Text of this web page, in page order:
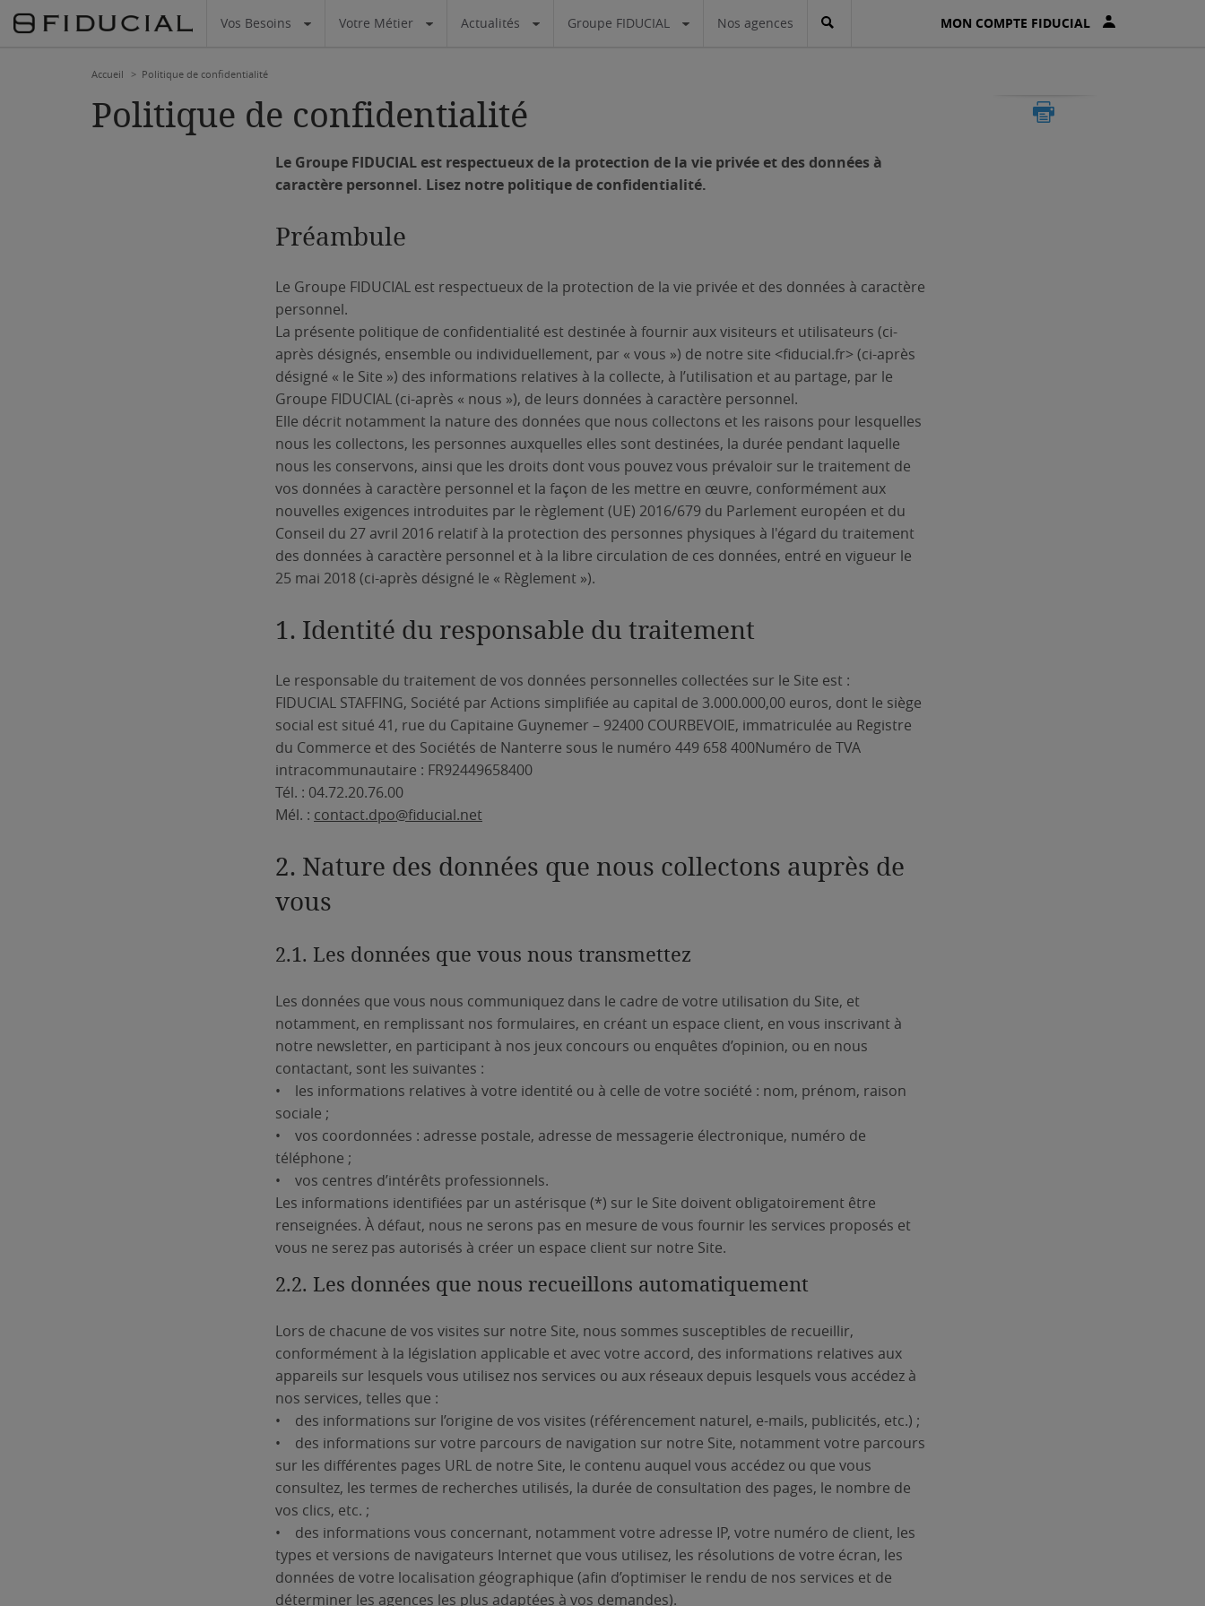
MON COMPTE FIDUCIAL
Vos Besoins Votre Métier Actualités Groupe FIDUCIAL Nos agences
Accueil Politique de confidentialité
Politique de confidentialité
Le Groupe FIDUCIAL est respectueux de la protection de la vie privée et des données à
caractère personnel. Lisez notre politique de confidentialité.
Préambule
Le Groupe FIDUCIAL est respectueux de la protection de la vie privée et des données à caractère
personnel.
La présente politique de confidentialité est destinée à fournir aux visiteurs et utilisateurs (ci-
après désignés, ensemble ou individuellement, par « vous ») de notre site <fiducial.fr> (ci-après
désigné « le Site ») des informations relatives à la collecte, à l’utilisation et au partage, par le
Groupe FIDUCIAL (ci-après « nous »), de leurs données à caractère personnel.
Elle décrit notamment la nature des données que nous collectons et les raisons pour lesquelles
nous les collectons, les personnes auxquelles elles sont destinées, la durée pendant laquelle
nous les conservons, ainsi que les droits dont vous pouvez vous prévaloir sur le traitement de
vos données à caractère personnel et la façon de les mettre en œuvre, conformément aux
nouvelles exigences introduites par le règlement (UE) 2016/679 du Parlement européen et du
Conseil du 27 avril 2016 relatif à la protection des personnes physiques à l'égard du traitement
des données à caractère personnel et à la libre circulation de ces données, entré en vigueur le
25 mai 2018 (ci-après désigné le « Règlement »).
1. Identité du responsable du traitement
Le responsable du traitement de vos données personnelles collectées sur le Site est :
FIDUCIAL STAFFING, Société par Actions simplifiée au capital de 3.000.000,00 euros, dont le siège
social est situé 41, rue du Capitaine Guynemer – 92400 COURBEVOIE, immatriculée au Registre
du Commerce et des Sociétés de Nanterre sous le numéro 449 658 400Numéro de TVA
intracommunautaire : FR92449658400
Tél. : 04.72.20.76.00
Mél. : contact.dpo@fiducial.net
2. Nature des données que nous collectons auprès de
vous
2.1. Les données que vous nous transmettez
Les données que vous nous communiquez dans le cadre de votre utilisation du Site, et
notamment, en remplissant nos formulaires, en créant un espace client, en vous inscrivant à
notre newsletter, en participant à nos jeux concours ou enquêtes d’opinion, ou en nous
contactant, sont les suivantes :
• les informations relatives à votre identité ou à celle de votre société : nom, prénom, raison
sociale ;
• vos coordonnées : adresse postale, adresse de messagerie électronique, numéro de
téléphone ;
• vos centres d’intérêts professionnels.
Les informations identifiées par un astérisque (*) sur le Site doivent obligatoirement être
renseignées. À défaut, nous ne serons pas en mesure de vous fournir les services proposés et
vous ne serez pas autorisés à créer un espace client sur notre Site.
2.2. Les données que nous recueillons automatiquement
Lors de chacune de vos visites sur notre Site, nous sommes susceptibles de recueillir,
conformément à la législation applicable et avec votre accord, des informations relatives aux
appareils sur lesquels vous utilisez nos services ou aux réseaux depuis lesquels vous accédez à
nos services, telles que :
• des informations sur l’origine de vos visites (référencement naturel, e-mails, publicités, etc.) ;
• des informations sur votre parcours de navigation sur notre Site, notamment votre parcours
sur les différentes pages URL de notre Site, le contenu auquel vous accédez ou que vous
consultez, les termes de recherches utilisés, la durée de consultation des pages, le nombre de
vos clics, etc. ;
• des informations vous concernant, notamment votre adresse IP, votre numéro de client, les
types et versions de navigateurs Internet que vous utilisez, les résolutions de votre écran, les
données de votre localisation géographique (afin d’optimiser le rendu de nos services et de
déterminer les agences les plus adaptées à vos demandes).